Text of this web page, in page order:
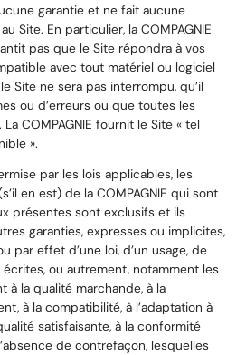
garantie et ne fait aucune
Site. En particulier, la COMPAGNIE
pas que le Site répondra à vos
avec tout matériel ou logiciel
Site ne sera pas interrompu, qu’il
ou d’erreurs ou que toutes les
COMPAGNIE fournit le Site « tel
».
par les lois applicables, les
en est) de la COMPAGNIE qui sont
présentes sont exclusifs et ils
garanties, expresses ou implicites,
par effet d’une loi, d’un usage, de
ou autrement, notamment les
à la qualité marchande, à la
à la compatibilité, à l’adaptation à
satisfaisante, à la conformité
de contrefaçon, lesquelles